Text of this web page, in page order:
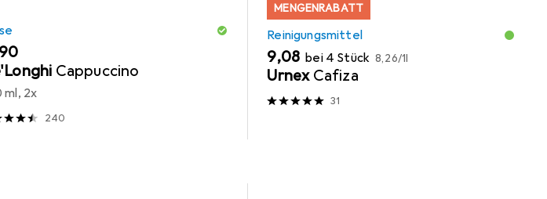
Cappuccino
ml, 2x
240
MENGENRABATT
Reinigungsmittel
EUR
9,08 bei 4 Stück EUR
8,26/1l
Urnex Cafiza
31